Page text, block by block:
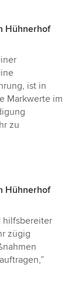
Hühnerhof
ist in
Markwerte im
zu
Hühnerhof
hilfsbereiter
zügig